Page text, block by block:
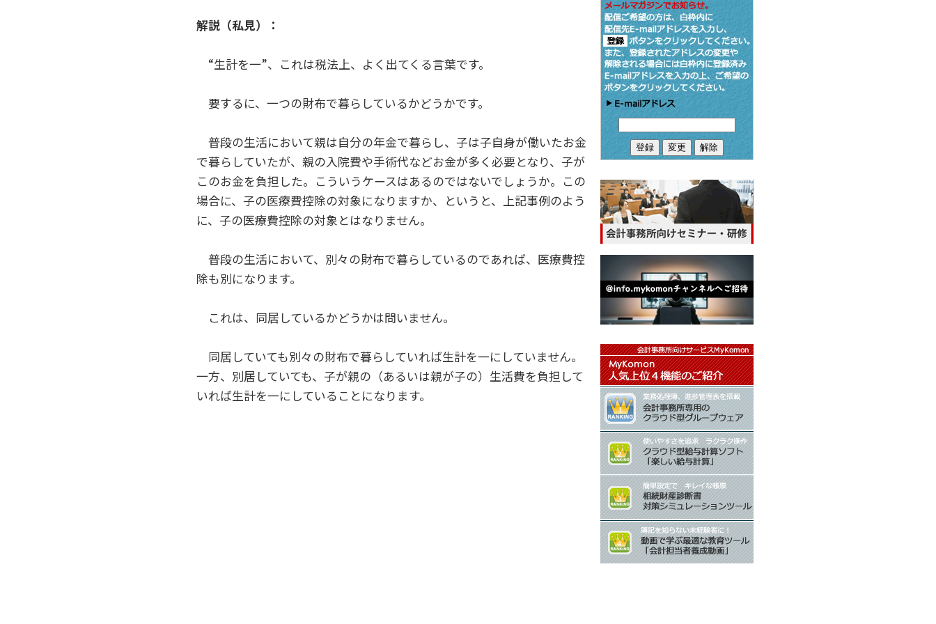
解説（私見）：
“生計を一”、これは税法上、よく出てくる言葉です。
要するに、一つの財布で暮らしているかどうかです。
普段の生活において親は自分の年金で暮らし、子は子自身が働いたお金
で暮らしていたが、親の入院費や手術代などお金が多く必要となり、子が
このお金を負担した。こういうケースはあるのではないでしょうか。この
場合に、子の医療費控除の対象になりますか、というと、上記事例のよう
に、子の医療費控除の対象とはなりません。
普段の生活において、別々の財布で暮らしているのであれば、医療費控
除も別になります。
これは、同居しているかどうかは問いません。
同居していても別々の財布で暮らしていれば生計を一にしていません。
一方、別居していても、子が親の（あるいは親が子の）生活費を負担して
いれば生計を一にしていることになります。